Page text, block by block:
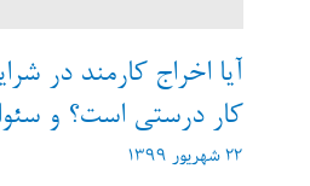
آیا اخراج کارمند در
کار درستی است؟ و
۲۲ شهریور ۱۳۹۹